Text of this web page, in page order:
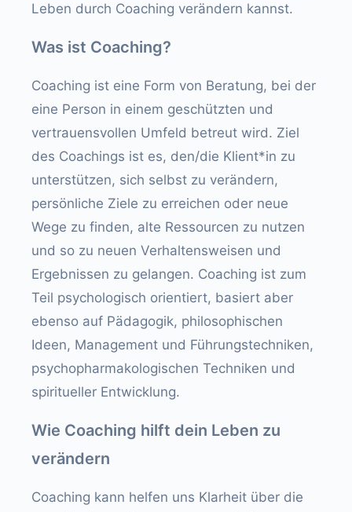
Leben durch Coaching verändern kannst.
Was ist Coaching?
Coaching ist eine Form von Beratung, bei der
eine Person in einem geschützten und
vertrauensvollen Umfeld betreut wird. Ziel
des Coachings ist es, den/die Klient*in zu
unterstützen, sich selbst zu verändern,
persönliche Ziele zu erreichen oder neue
Wege zu finden, alte Ressourcen zu nutzen
und so zu neuen Verhaltensweisen und
Ergebnissen zu gelangen. Coaching ist zum
Teil psychologisch orientiert, basiert aber
ebenso auf Pädagogik, philosophischen
Ideen, Management und Führungstechniken,
psychopharmakologischen Techniken und
spiritueller Entwicklung.
Wie Coaching hilft dein Leben zu
verändern
Coaching kann helfen uns Klarheit über die